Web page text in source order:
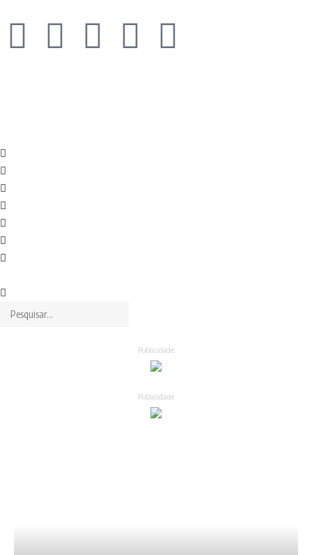
Publicidade
Publicidade